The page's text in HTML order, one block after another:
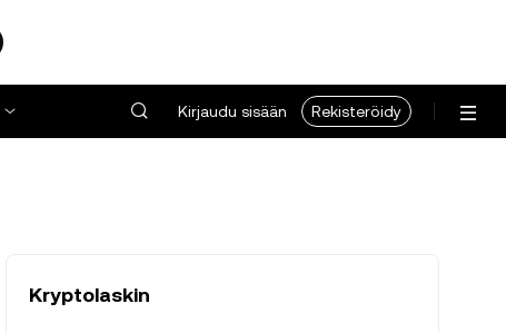
Kirjaudu sisään Rekisteröidy
Kryptolaskin